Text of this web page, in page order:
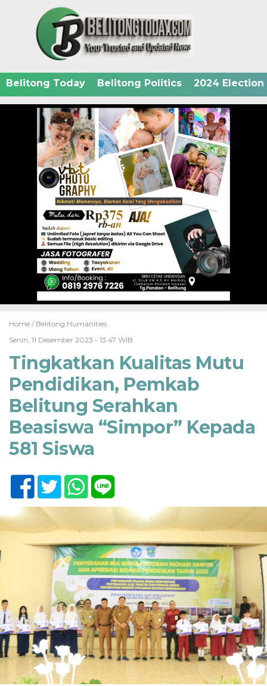
Belitong Today Belitong Politics 2024 Election
Home / Belitong Humanities
Senin, 11 Desember 2023 - 13:47 WIB
Tingkatkan Kualitas Mutu
Pendidikan, Pemkab
Belitung Serahkan
Beasiswa “Simpor” Kepada
581 Siswa